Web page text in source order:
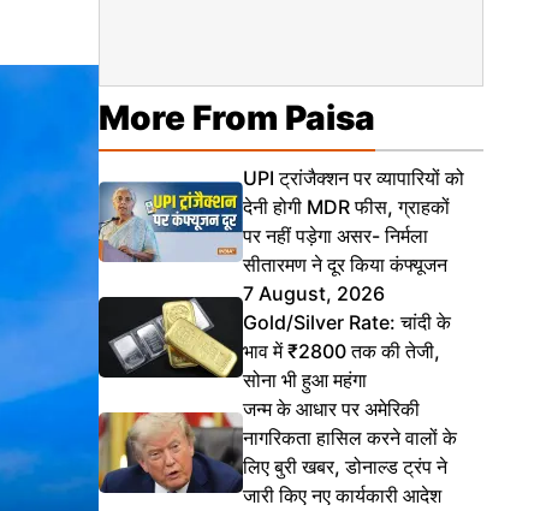
More From Paisa
UPI ट्रांजैक्शन पर व्यापारियों को
देनी होगी MDR फीस, ग्राहकों
पर नहीं पड़ेगा असर- निर्मला
सीतारमण ने दूर किया कंफ्यूजन
7 August, 2026
Gold/Silver Rate: चांदी के
भाव में ₹2800 तक की तेजी,
सोना भी हुआ महंगा
जन्म के आधार पर अमेरिकी
नागरिकता हासिल करने वालों के
लिए बुरी खबर, डोनाल्ड ट्रंप ने
जारी किए नए कार्यकारी आदेश